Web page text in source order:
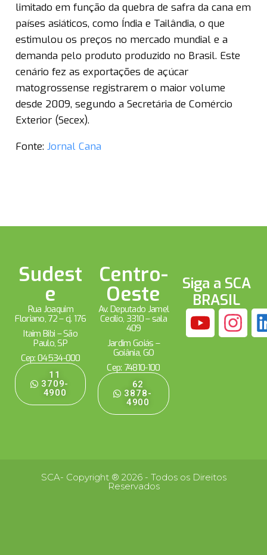
limitado em função da quebra de safra da cana em
países asiáticos, como Índia e Tailândia, o que
estimulou os preços no mercado mundial e a
demanda pelo produto produzido no Brasil. Este
cenário fez as exportações de açúcar
matogrossense registrarem o maior volume
desde 2009, segundo a Secretária de Comércio
Exterior (Secex).
Fonte: Jornal Cana
Sudest
e
Rua Joaquim
Floriano, 72 – cj. 176
Itaim Bibi – São
Paulo, SP
Cep: 04534-000
11
3709-
4900
Centro-
Oeste
Av. Deputado Jamel
Cecílio, 3310 – sala
409
Jardim Goiás –
Goiânia, GO
Cep: 74810-100
62
3878-
4900
Siga a SCA
BRASIL
SCA- Copyright ® 2026 - Todos os Direitos
Reservados